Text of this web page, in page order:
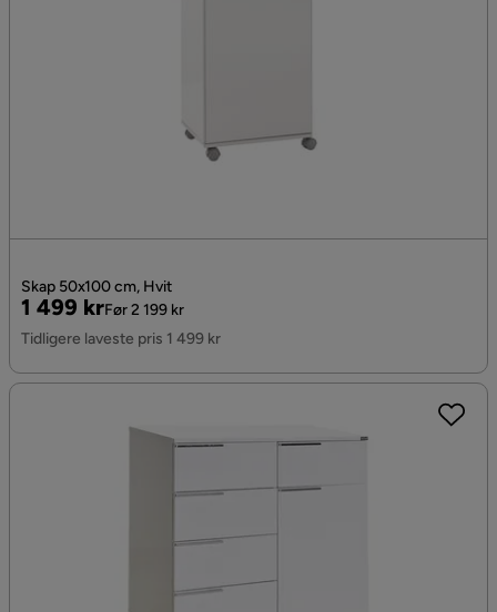
Skap 50x100 cm, Hvit
Pris
1 499 kr
Original
Pris
Før 2 199 kr
Tidligere laveste pris 1 499 kr